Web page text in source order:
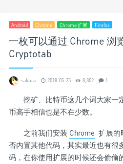
Android Chrome Chrome 扩展 Firefox
一枚可以通过 Chrome 浏
Cryptotab
sakura 2018-05-25 8,802 1
挖矿、比特币这几个词大家一
币高手相信也是不在少数。
之前我们安装 Chrome 扩展的
否内置其他代码，其实最近也有很
码，在你使用扩展的时候还会偷偷